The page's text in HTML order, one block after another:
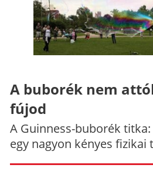
A buborék nem
fújod
A Guinness-buborék
egy nagyon kényes fizikai